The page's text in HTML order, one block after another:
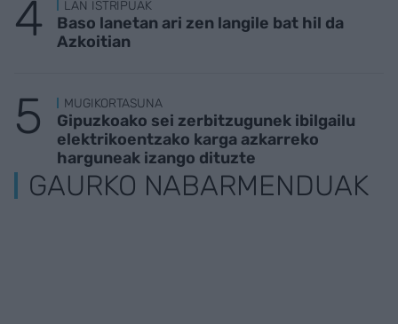
LAN ISTRIPUAK
Baso lanetan ari zen langile bat hil da
Azkoitian
MUGIKORTASUNA
Gipuzkoako sei zerbitzugunek ibilgailu
elektrikoentzako karga azkarreko
harguneak izango dituzte
GAURKO NABARMENDUAK